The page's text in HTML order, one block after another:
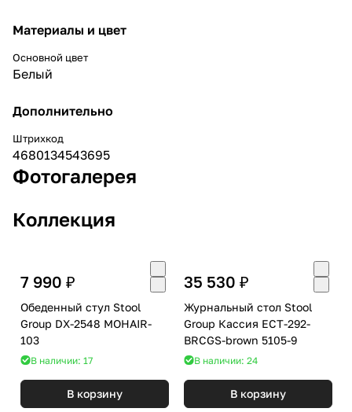
Материалы и цвет
Основной цвет
Белый
Дополнительно
Штрихкод
4680134543695
Фотогалерея
Коллекция
7 990 ₽
Обеденный стул Stool
Group DX-2548 MOHAIR-
103
В наличии: 17
В корзину
35 530 ₽
Журнальный стол Stool
Group Кассия ECT-292-
BRCGS-brown 5105-9
В наличии: 24
В корзину